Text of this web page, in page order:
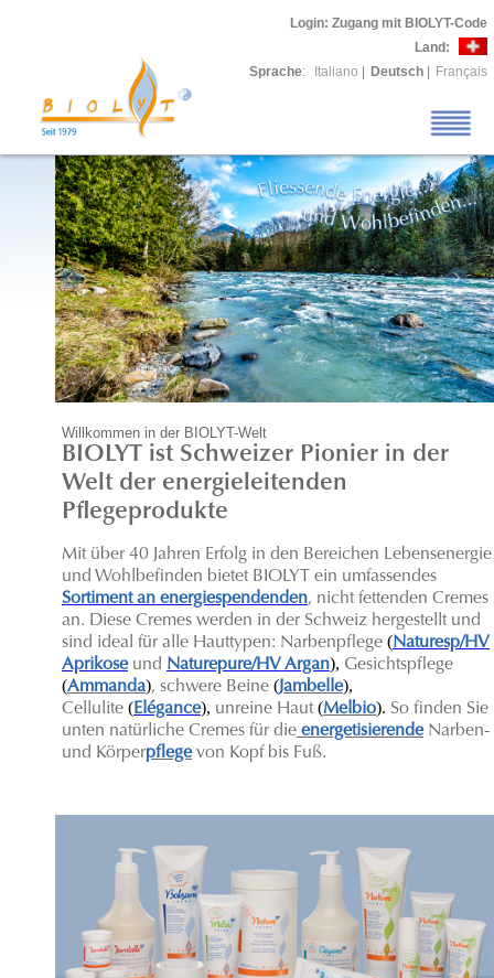
Login: Zugang mit BIOLYT-Code
Land:
Sprache: Italiano Deutsch Français
Willkommen in der BIOLYT-Welt
BIOLYT ist Schweizer Pionier in der
Welt der energieleitenden
Pflegeprodukte
Mit über 40 Jahren Erfolg in den Bereichen Lebensenergie
und Wohlbefinden bietet BIOLYT ein umfassendes
Sortiment an energiespendenden, nicht fettenden Cremes
an. Diese Cremes werden in der Schweiz hergestellt und
sind ideal für alle Hauttypen: Narbenpflege (Naturesp/HV
Aprikose und Naturepure/HV Argan), Gesichtspflege
(Ammanda), schwere Beine (Jambelle),
Cellulite (Elégance), unreine Haut (Melbio). So finden Sie
unten natürliche Cremes für die energetisierendeNarben-
und Körperpflegevon Kopf bis Fuß.